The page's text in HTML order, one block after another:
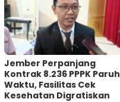
Jember Perpanjang
Kontrak 8.236 PPPK Paruh
Waktu, Fasilitas Cek
Kesehatan Digratiskan